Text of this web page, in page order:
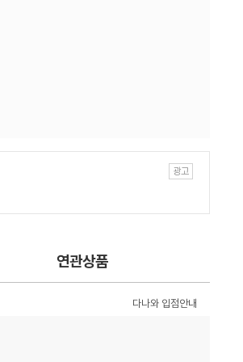
연관상품
다나와 입점안내